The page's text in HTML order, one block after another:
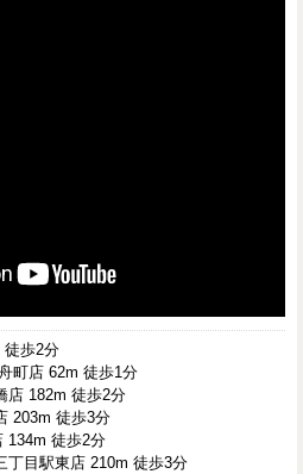
徒歩2分
町店 62m 徒歩1分
店 182m 徒歩2分
203m 徒歩3分
134m 徒歩2分
丁目駅東店 210m 徒歩3分